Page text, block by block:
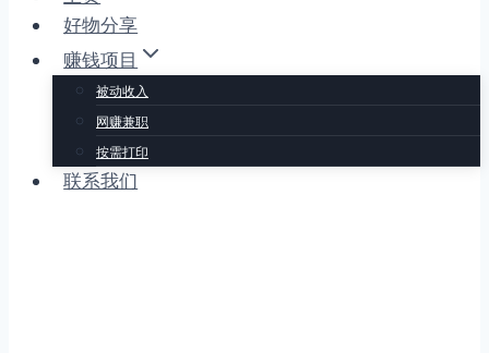
好物分享
赚钱项目
被动收入
网赚兼职
按需打印
联系我们